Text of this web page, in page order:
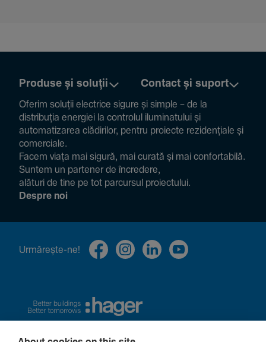
Produse și soluții Contact și suport
Oferim soluții electrice sigure și simple – de la
distribuția energiei la controlul ilumi­na­tului și
auto­ma­ti­zarea clădi­rilor, pentru proiecte rezi­den­țiale și
comer­ciale.
Facem viața mai sigură, mai curată și mai confor­ta­bilă.
Suntem un partener de încre­dere,
alături de tine pe tot parcursul proiec­tului.
Despre noi
Urmă­rește-ne!